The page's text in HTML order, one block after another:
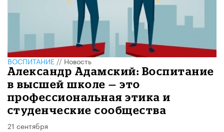
ВОСПИТАНИЕ//Новость
Александр Адамский: Воспитание
в высшей школе — это
профессиональная этика и
студенческие сообщества
21 сентября